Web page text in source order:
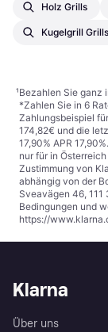
Holz Grills
Kugelgrill Grills
¹Bezahlen Sie ganz
*Zahlen Sie in 6
Zahlungsbeispiel
174,82€ und die
17,90% APR
nur für in
Zustimmung von
abhängig von der
Sveavägen 46,
Bedingungen und
https://
Klarna
Über uns